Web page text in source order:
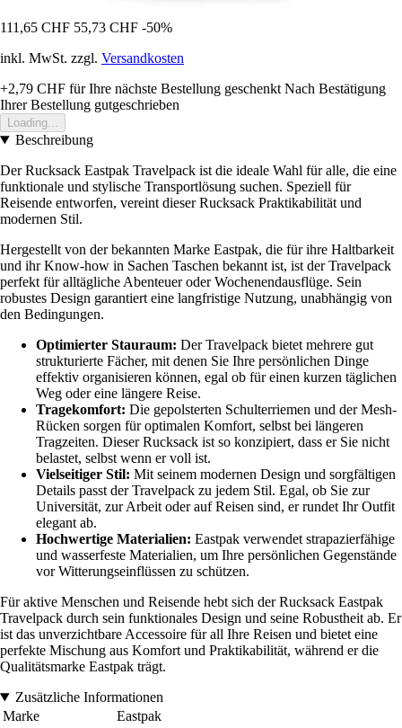
111,65 CHF 55,73 CHF -50%
inkl. MwSt. zzgl. Versandkosten
+2,79 CHF für Ihre nächste Bestellung geschenkt Nach Bestätigung
Ihrer Bestellung gutgeschrieben
Loading...
Beschreibung
Der Rucksack Eastpak Travelpack ist die ideale Wahl für alle, die eine
funktionale und stylische Transportlösung suchen. Speziell für
Reisende entworfen, vereint dieser Rucksack Praktikabilität und
modernen Stil.
Hergestellt von der bekannten Marke Eastpak, die für ihre Haltbarkeit
und ihr Know-how in Sachen Taschen bekannt ist, ist der Travelpack
perfekt für alltägliche Abenteuer oder Wochenendausflüge. Sein
robustes Design garantiert eine langfristige Nutzung, unabhängig von
den Bedingungen.
Optimierter Stauraum: Der Travelpack bietet mehrere gut
strukturierte Fächer, mit denen Sie Ihre persönlichen Dinge
effektiv organisieren können, egal ob für einen kurzen täglichen
Weg oder eine längere Reise.
Tragekomfort: Die gepolsterten Schulterriemen und der Mesh-
Rücken sorgen für optimalen Komfort, selbst bei längeren
Tragzeiten. Dieser Rucksack ist so konzipiert, dass er Sie nicht
belastet, selbst wenn er voll ist.
Vielseitiger Stil: Mit seinem modernen Design und sorgfältigen
Details passt der Travelpack zu jedem Stil. Egal, ob Sie zur
Universität, zur Arbeit oder auf Reisen sind, er rundet Ihr Outfit
elegant ab.
Hochwertige Materialien: Eastpak verwendet strapazierfähige
und wasserfeste Materialien, um Ihre persönlichen Gegenstände
vor Witterungseinflüssen zu schützen.
Für aktive Menschen und Reisende hebt sich der Rucksack Eastpak
Travelpack durch sein funktionales Design und seine Robustheit ab. Er
ist das unverzichtbare Accessoire für all Ihre Reisen und bietet eine
perfekte Mischung aus Komfort und Praktikabilität, während er die
Qualitätsmarke Eastpak trägt.
Zusätzliche Informationen
Marke
Eastpak